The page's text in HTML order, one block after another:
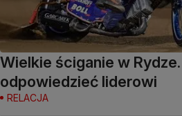
Wielkie ściganie w
odpowiedzieć liderowi
RELACJA